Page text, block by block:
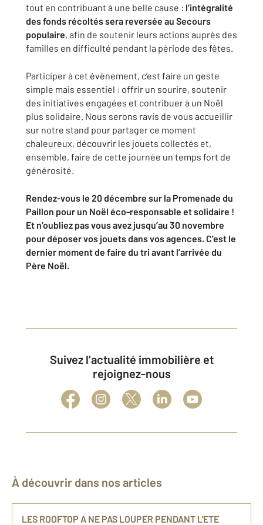
tout en contribuant à une belle cause : l’intégralité
des fonds récoltés sera reversée au Secours
populaire, afin de soutenir leurs actions auprès des
familles en difficulté pendant la période des fêtes.
Participer à cet évènement, c’est faire un geste
simple mais essentiel : offrir un sourire, soutenir
des initiatives engagées et contribuer à un Noël
plus solidaire. Nous serons ravis de vous accueillir
sur notre stand pour partager ce moment
chaleureux, découvrir les jouets collectés et,
ensemble, faire de cette journée un temps fort de
générosité.
Rendez-vous le 20 décembre sur la Promenade du
Paillon pour un Noël éco-responsable et solidaire !
Et n’oubliez pas vous avez jusqu’au 30 novembre
pour déposer vos jouets dans vos agences. C’est le
dernier moment de faire du tri avant l’arrivée du
Père Noël.
Suivez l’actualité immobilière et
rejoignez-nous
À découvrir dans nos articles
LES ROOFTOP A NE PAS LOUPER PENDANT L'ETE